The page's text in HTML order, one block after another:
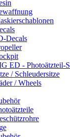
Decals
ED - Photoätzteil-
/ Schleudersitze
/ Wheels